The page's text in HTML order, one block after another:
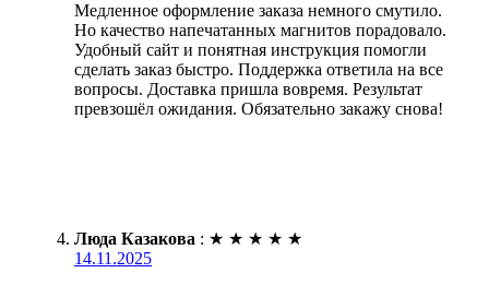
Медленное оформление заказа немного смутило.
Но качество напечатанных магнитов порадовало.
Удобный сайт и понятная инструкция помогли
сделать заказ быстро. Поддержка ответила на все
вопросы. Доставка пришла вовремя. Результат
превзошёл ожидания. Обязательно закажу снова!
Люда Казакова : ★ ★ ★ ★ ★
14.11.2025